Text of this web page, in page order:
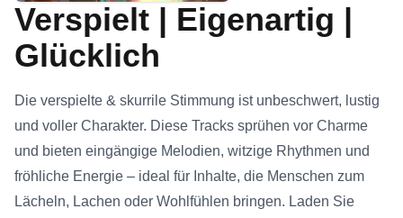
Verspielt | Eigenartig |
Glücklich
Die verspielte & skurrile Stimmung ist unbeschwert, lustig
und voller Charakter. Diese Tracks sprühen vor Charme
und bieten eingängige Melodien, witzige Rhythmen und
fröhliche Energie – ideal für Inhalte, die Menschen zum
Lächeln, Lachen oder Wohlfühlen bringen. Laden Sie